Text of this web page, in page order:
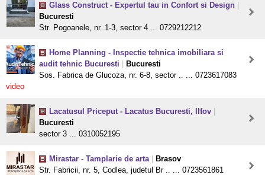
Glass Construct - Expertul tau in Confort si Design
Bucuresti
Str. Pogoanele, nr. 1-3, sector 4 ... 0729212212
Home Planning - Inspectie tehnica imobiliara si
audit tehnic Bucuresti
Bucuresti
Sos. Fabrica de Glucoza, nr. 6-8, sector .. ... 0723617083
video
Lacatusul Priceput - Lacatus Bucuresti, Ilfov
Bucuresti
sector 3 ... 0310052195
Mirastar - Tamplarie de arta
Brasov
Str. Fabricii, nr. 5, Codlea, judetul Br .. ... 0723561861